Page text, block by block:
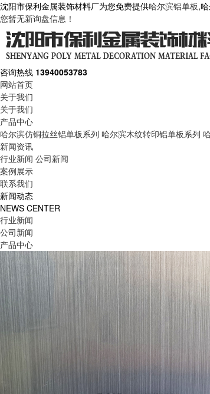
沈阳市保利金属装饰材料厂为您免费提供哈尔滨铝单板,
您暂无新询盘信息！
咨询热线 13940053783
网站首页
关于我们
关于我们
产品中心
哈尔滨仿铜拉丝铝单板系列 哈尔滨木纹转印铝单板系列
新闻资讯
行业新闻 公司新闻
案例展示
联系我们
新闻动态
NEWS CENTER
行业新闻
公司新闻
产品中心